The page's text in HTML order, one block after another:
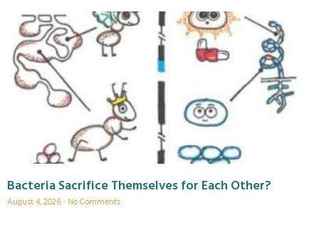
Bacteria Sacrifice Themselves for Each Other?
August 4, 2026 No Comments